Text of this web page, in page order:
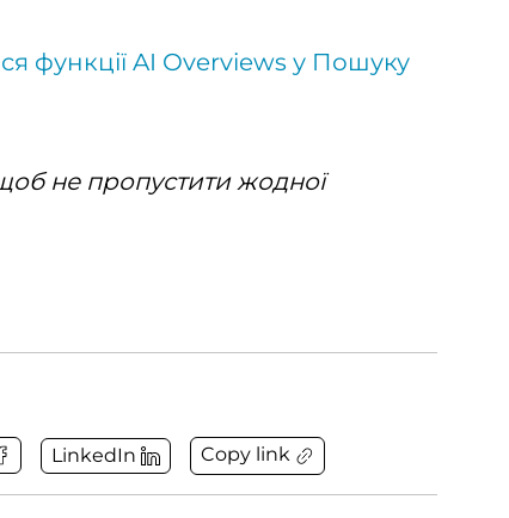
функції AI Overviews у Пошуку
не пропустити жодної
LinkedIn Copy link